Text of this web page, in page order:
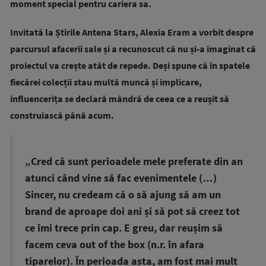
moment special pentru cariera sa.
Invitată la Știrile Antena Stars, Alexia Eram a vorbit despre
parcursul afacerii sale și a recunoscut că nu și-a imaginat că
proiectul va crește atât de repede. Deși spune că în spatele
fiecărei colecții stau multă muncă și implicare,
influencerița se declară mândră de ceea ce a reușit să
construiască până acum.
„Cred că sunt perioadele mele preferate din an
atunci când vine să fac evenimentele (…)
Sincer, nu credeam că o să ajung să am un
brand de aproape doi ani și să pot să creez tot
ce îmi trece prin cap. E greu, dar reușim să
facem ceva out of the box (n.r. în afara
tiparelor). În perioada asta, am fost mai mult